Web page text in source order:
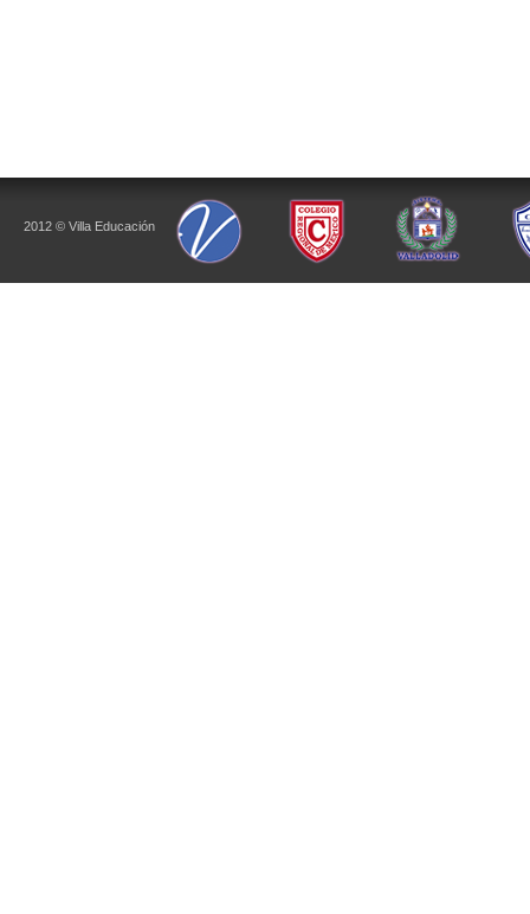
2012 © Villa Educación